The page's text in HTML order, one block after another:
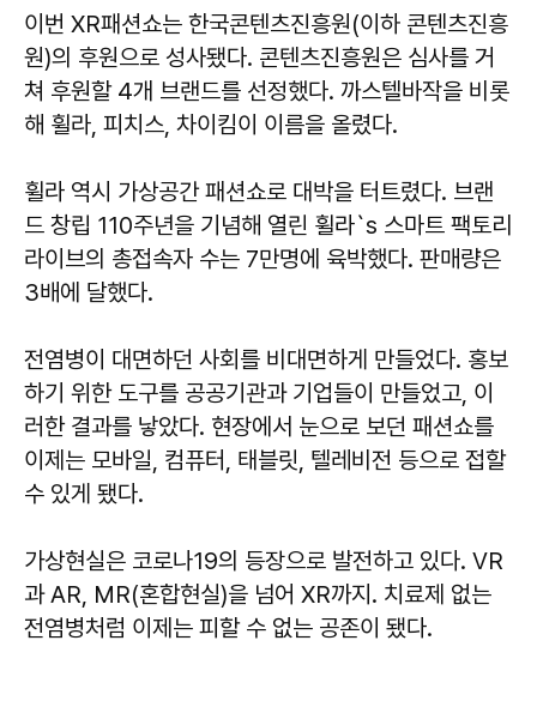
이번 XR패션쇼는 한국콘텐츠진흥원(이하 콘텐츠진흥
원)의 후원으로 성사됐다. 콘텐츠진흥원은 심사를 거
쳐 후원할 4개 브랜드를 선정했다. 까스텔바작을 비롯
해 휠라, 피치스, 차이킴이 이름을 올렸다.
휠라 역시 가상공간 패션쇼로 대박을 터트렸다. 브랜
드 창립 110주년을 기념해 열린 휠라`s 스마트 팩토리
라이브의 총접속자 수는 7만명에 육박했다. 판매량은
3배에 달했다.
전염병이 대면하던 사회를 비대면하게 만들었다. 홍보
하기 위한 도구를 공공기관과 기업들이 만들었고, 이
러한 결과를 낳았다. 현장에서 눈으로 보던 패션쇼를
이제는 모바일, 컴퓨터, 태블릿, 텔레비전 등으로 접할
수 있게 됐다.
가상현실은 코로나19의 등장으로 발전하고 있다. VR
과 AR, MR(혼합현실)을 넘어 XR까지. 치료제 없는
전염병처럼 이제는 피할 수 없는 공존이 됐다.